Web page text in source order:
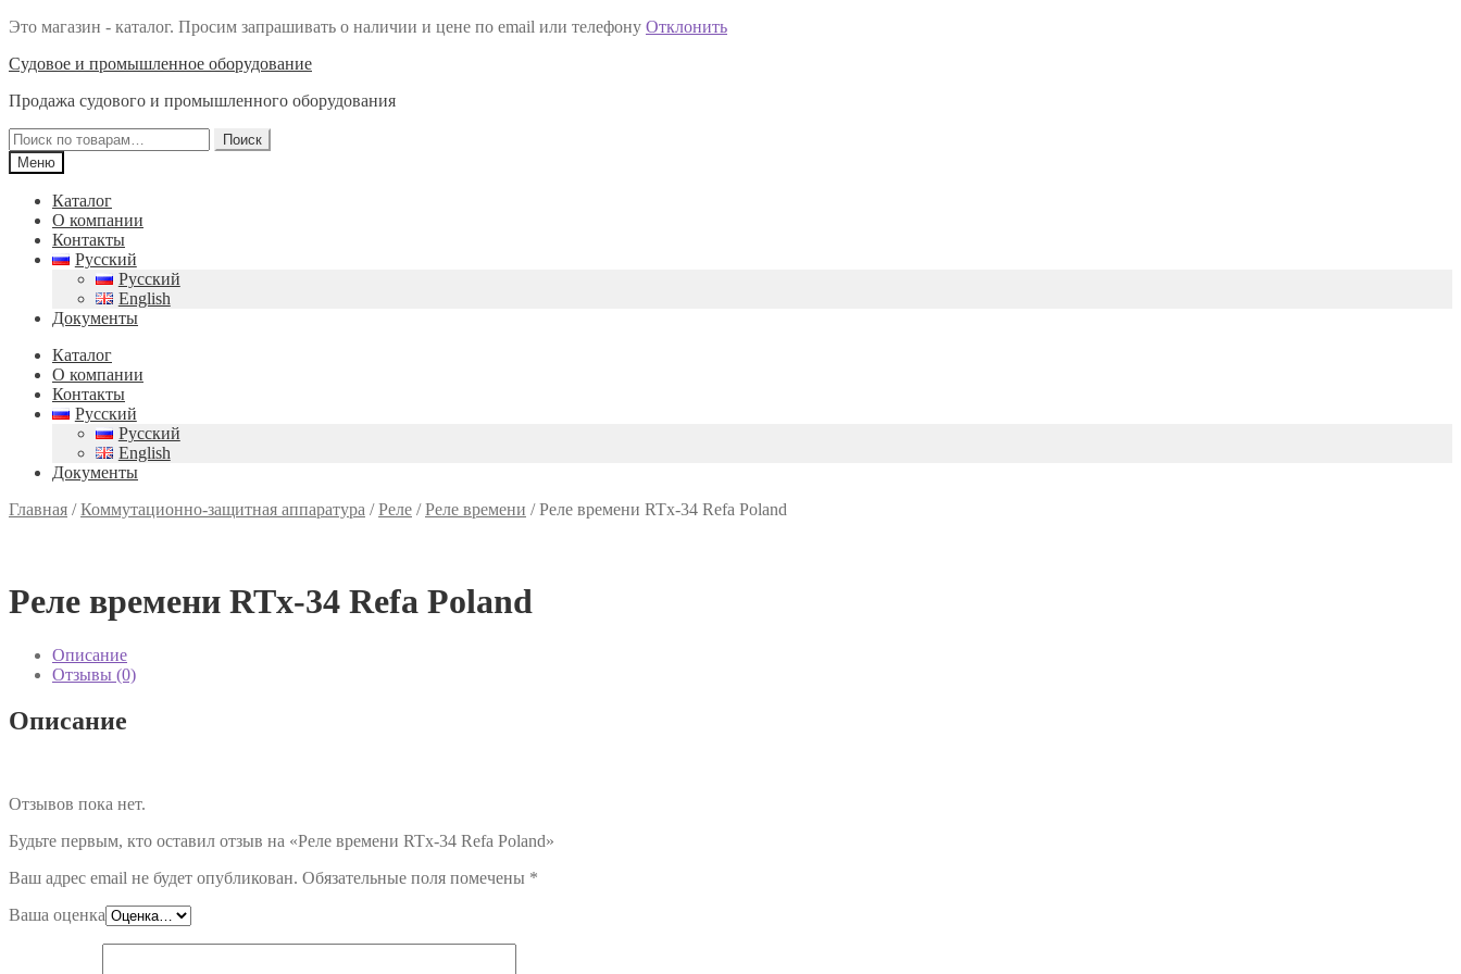
Это магазин - каталог. Просим запрашивать о наличии и цене по email или телефону Отклонить
Перейти
навигации
Перейти
содержимому
Судовое и промышленное оборудование
Продажа судового и промышленного оборудования
Искать:
Поиск
Меню
Каталог
О компании
Контакты
Русский
Русский
English
Документы
Каталог
О компании
Контакты
Русский
Русский
English
Документы
Главная /Коммутационно-защитная аппаратура /Реле /Реле времени /Реле времени RTx-34 Refa Poland
Реле времени RTx-34 Refa Poland
Описание
Отзывы (0)
Описание
Отзывов пока нет.
Будьте первым, кто оставил отзыв на «Реле времени RTx-34 Refa Poland»
Ваш адрес email не будет опубликован. Обязательные поля помечены *
Ваша оценка